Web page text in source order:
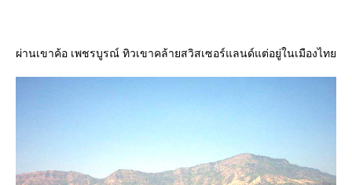
ผ่านเขาค้อ เพชรบูรณ์ ทิวเขาคล้ายสวิสเซอร์แลนด์แต่อยู่ในเมืองไท